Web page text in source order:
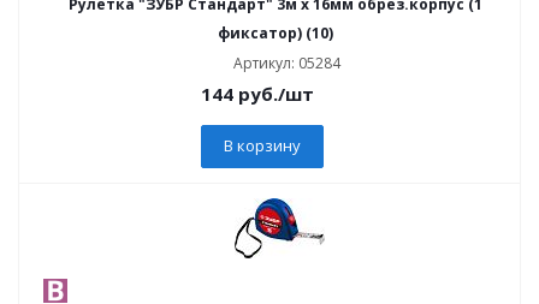
Рулетка "ЗУБР Стандарт" 3м х 16мм обрез.корпус (1
фиксатор) (10)
Артикул: 05284
144 руб./шт
В корзину